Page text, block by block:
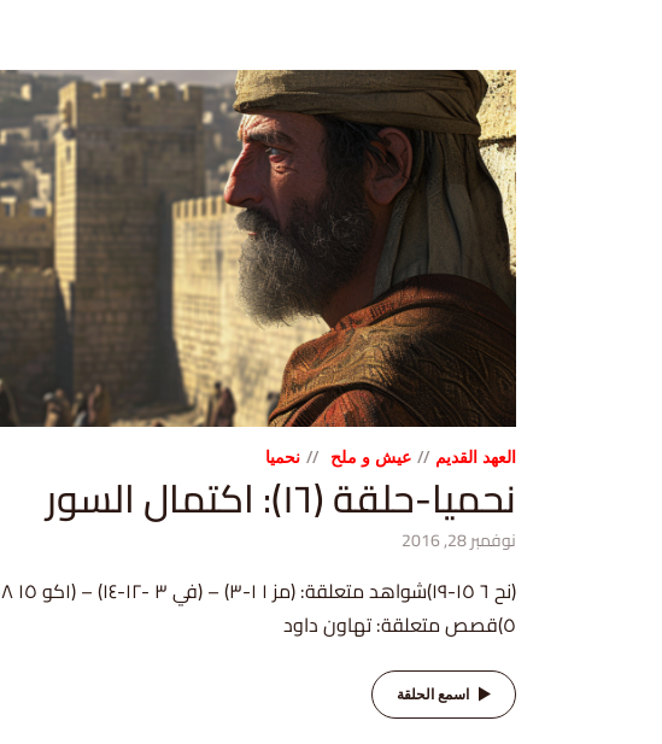
العهد القديم عيش و ملح نحميا
نحميا-حلقة (١٦): اكتمال السور
نوفمبر 28, 2016
٥)قصص متعلقة: تهاون داود
اسمع الحلقة